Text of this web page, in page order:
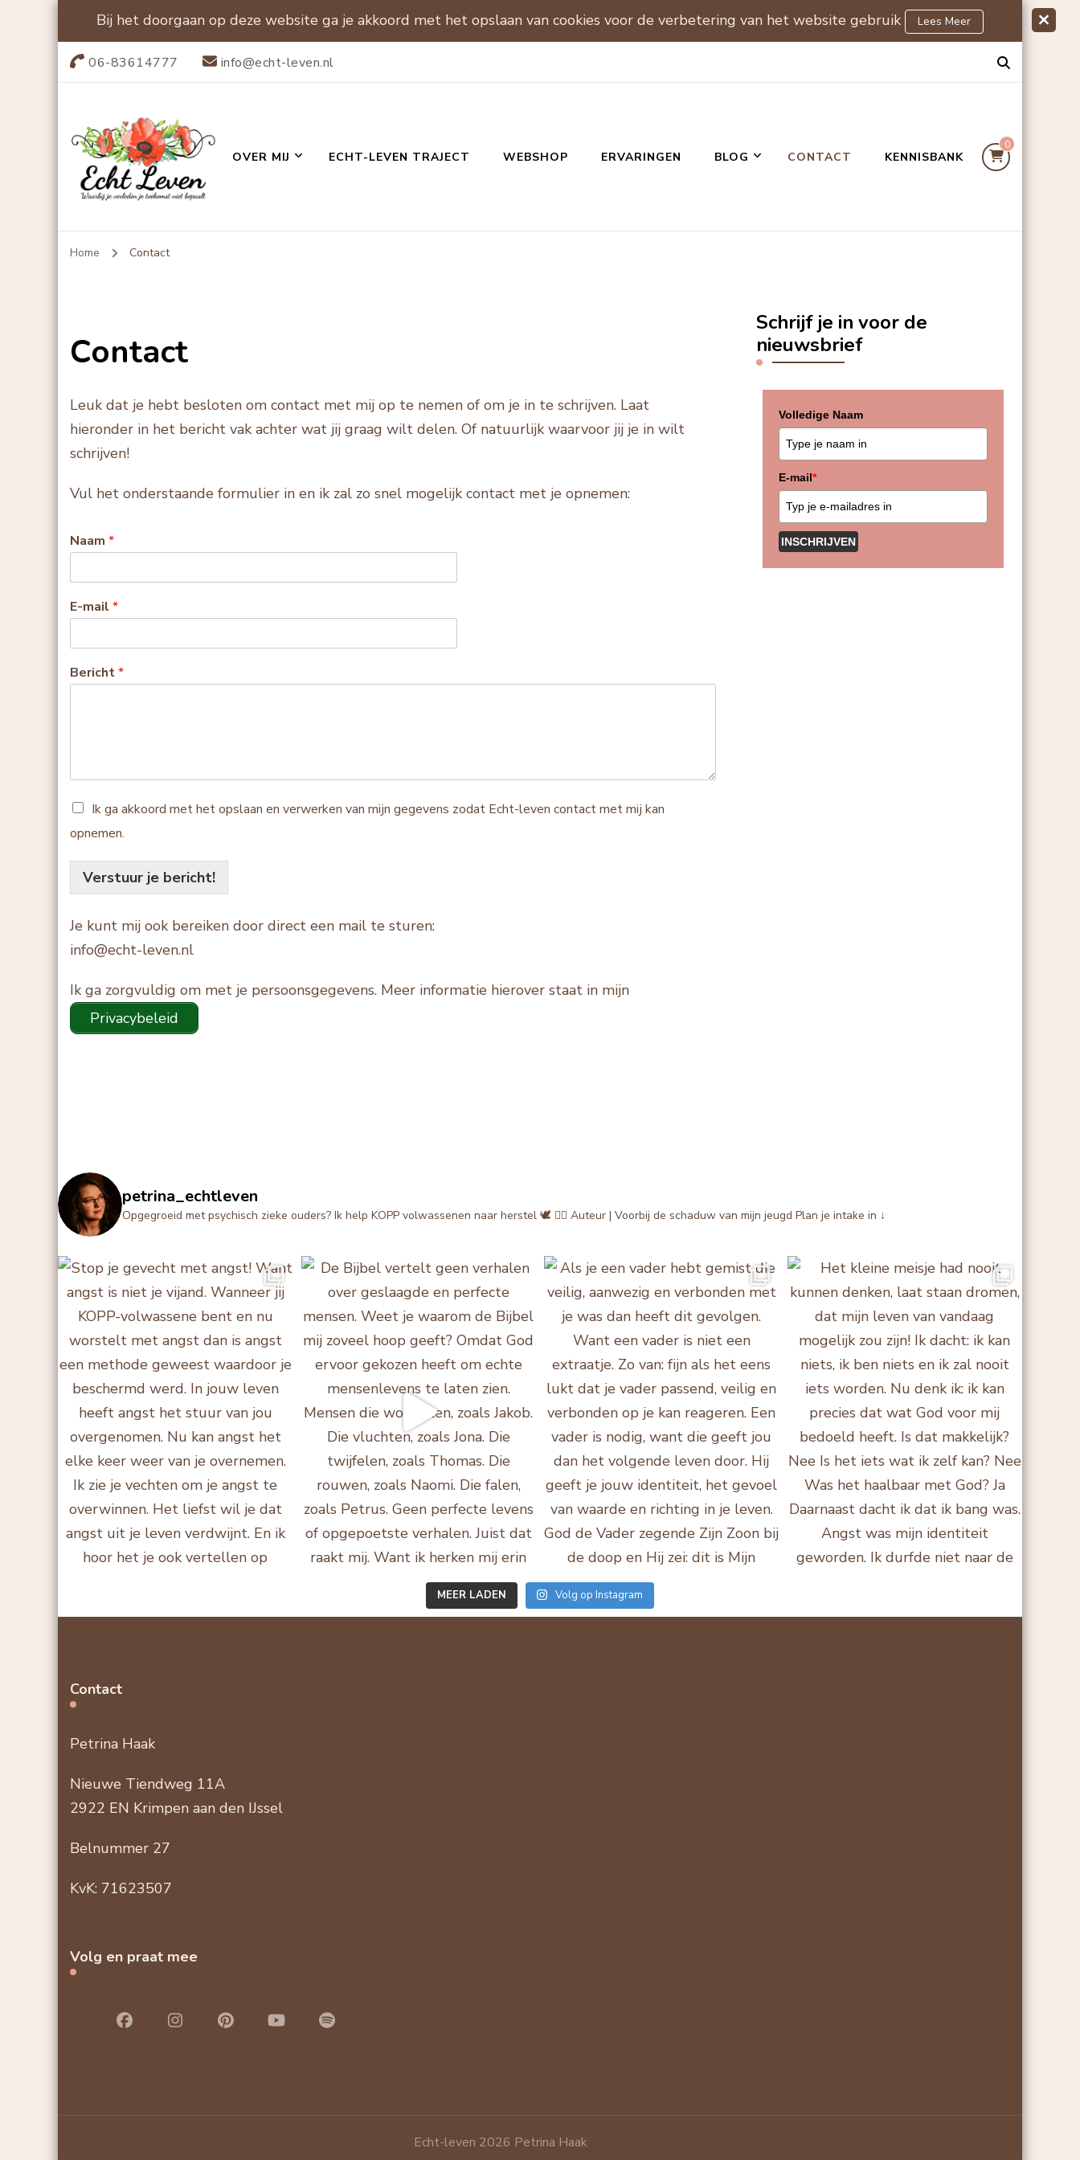
Bij het doorgaan op deze website ga je akkoord met het opslaan van cookies voor de verbetering van het website gebruik Lees Meer
06-83614777 info@echt-leven.nl
Echt-leven
OVER MIJ ECHT-LEVEN TRAJECT WEBSHOP ERVARINGEN BLOG CONTACT KENNISBANK
0
Home Contact
Contact
Leuk dat je hebt besloten om contact met mij op te nemen of om je in te schrijven. Laat
hieronder in het bericht vak achter wat jij graag wilt delen. Of natuurlijk waarvoor jij je in wilt
schrijven!
Vul het onderstaande formulier in en ik zal zo snel mogelijk contact met je opnemen:
Naam *
E-mail *
Bericht*
Ik ga akkoord met het opslaan en verwerken van mijn gegevens zodat Echt-leven contact met mij kan
opnemen.
Verstuur je bericht!
Je kunt mij ook bereiken door direct een mail te sturen:
info@echt-leven.nl
Ik ga zorgvuldig om met je persoonsgegevens. Meer informatie hierover staat in mijn
Privacybeleid
Schrijf je in voor de
nieuwsbrief
Volledige Naam
E-mail*
INSCHRIJVEN
petrina_echtleven
Opgegroeid met psychisch zieke ouders? Ik help KOPP volwassenen naar herstel 🕊️ ✍🏻 Auteur | Voorbij de schaduw van mijn jeugd Plan je intake in ↓
MEER LADEN Volg op Instagram
Contact
Petrina Haak
Nieuwe Tiendweg 11A
2922 EN Krimpen aan den IJssel
Belnummer 27
KvK: 71623507
Volg en praat mee
Echt-leven 2026 Petrina Haak